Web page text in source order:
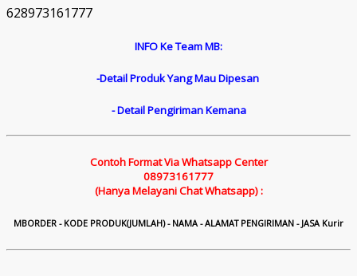
628973161777
INFO Ke Team MB:
-Detail Produk Yang Mau Dipesan
- Detail Pengiriman Kemana
Contoh Format Via Whatsapp Center
08973161777
(Hanya Melayani Chat Whatsapp) :
MBORDER - KODE PRODUK(JUMLAH) - NAMA - ALAMAT PENGIRIMAN - JASA Kurir